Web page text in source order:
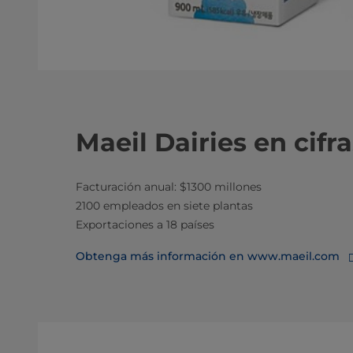
Maeil Dairies en
Facturación anual: $1300 millones
2100 empleados en siete plantas
Exportaciones a 18 países
Obtenga más información en www.maeil.com